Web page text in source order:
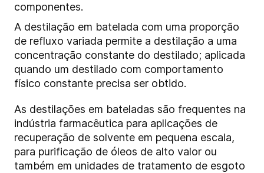
componentes.
A destilação em batelada com uma proporção
de refluxo variada permite a destilação a uma
concentração constante do destilado; aplicada
quando um destilado com comportamento
físico constante precisa ser obtido.
As destilações em bateladas são frequentes na
indústria farmacêutica para aplicações de
recuperação de solvente em pequena escala,
para purificação de óleos de alto valor ou
também em unidades de tratamento de esgoto